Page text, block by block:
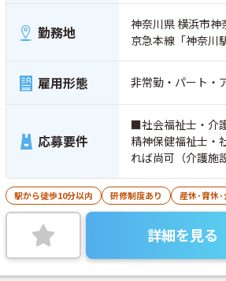
勤務地
神奈川県 横浜市
京急本線「神奈川
雇用形態 非常勤・パート・
応募要件
■社会福祉士・介
精神保健福祉士
れば尚可（介護
としての実務経
タブレットの操
定可）：あれば尚
駅から徒歩10分以内 研修制度あり 産休･育休
詳細を見る